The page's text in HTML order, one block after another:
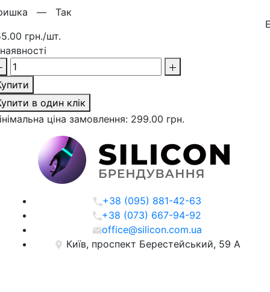
— Так
грн./шт.
в один клік
ціна замовлення: 299.00 грн.
+38 (095) 881-42-63
+38 (073) 667-94-92
office@silicon.com.ua
Київ, проспект Берестейський, 59 А